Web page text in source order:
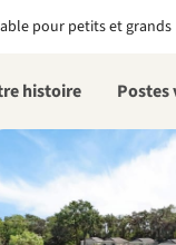
pour petits et grands
histoire Postes